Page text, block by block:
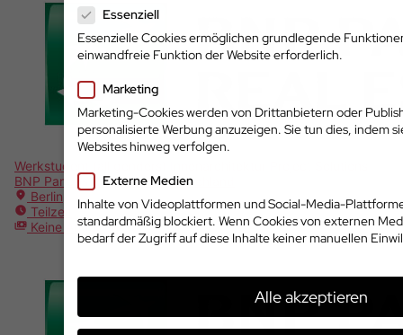
Werkstudent (all genders) Innenarchitektur Project Solutions
BNP Paribas Real Estate Deutschland
Berlin
Teilzeit
Keine Angaben
Essenziell
Essenzielle Cookies ermöglichen grundlegende
einwandfreie Funktion der Website erforderlich.
Marketing
Marketing-Cookies werden von Drittanbietern oder
personalisierte Werbung anzuzeigen. Sie tun dies, indem
Websites hinweg verfolgen.
Externe Medien
Inhalte von Videoplattformen und Social-Media-
standardmäßig blockiert. Wenn Cookies von externen
bedarf der Zugriff auf diese Inhalte keiner manuellen
Alle akzeptieren